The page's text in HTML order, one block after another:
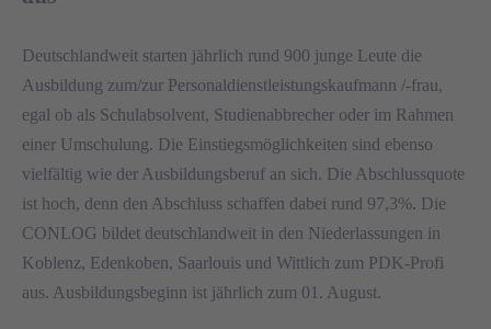
Deutschlandweit starten jährlich rund 900 junge Leute die
Ausbildung zum/zur Personaldienstleistungskaufmann /-frau,
egal ob als Schulabsolvent, Studienabbrecher oder im Rahmen
einer Umschulung. Die Einstiegsmöglichkeiten sind ebenso
vielfältig wie der Ausbildungsberuf an sich. Die Abschlussquote
ist hoch, denn den Abschluss schaffen dabei rund 97,3%. Die
CONLOG bildet deutschlandweit in den Niederlassungen in
Koblenz, Edenkoben, Saarlouis und Wittlich zum PDK-Profi
aus. Ausbildungsbeginn ist jährlich zum 01. August.